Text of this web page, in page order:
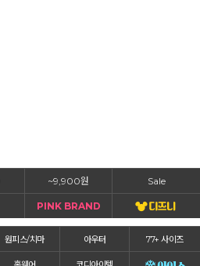
~9,900원 Sale
PINK BRAND
원피스/치마 아우터 77+ 사이즈